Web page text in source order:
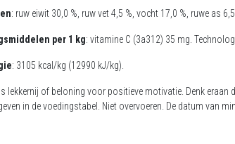
: ruw eiwit 30,0 %, ruw vet 4,5 %, vocht 17,0 %, ruwe as
per 1 kg: vitamine C (3a312) 35 mg.
: 3105 kcal/kg (12990 kJ/kg).
lekkernij of beloning voor positieve motivatie. Denk
in de voedingstabel. Niet overvoeren. De datum van